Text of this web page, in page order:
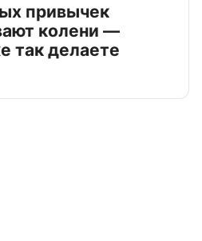
привычек
колени —
так делаете